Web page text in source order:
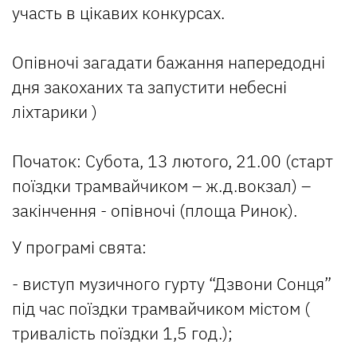
участь в цікавих конкурсах.
Опівночі загадати бажання напередодні
дня закоханих та запустити небесні
ліхтарики )
Початок: Субота, 13 лютого, 21.00 (старт
поїздки трамвайчиком – ж.д.вокзал) –
закінчення - опівночі (площа Ринок).
У програмі свята:
- виступ музичного гурту “Дзвони Сонця”
під час поїздки трамвайчиком містом (
тривалість поїздки 1,5 год.);